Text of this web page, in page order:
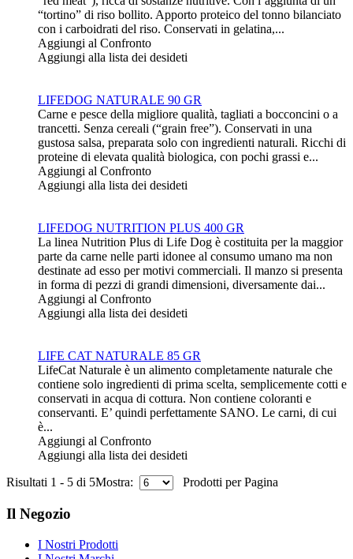
“tortino” di riso bollito. Apporto proteico del tonno bilanciato
con i carboidrati del riso. Conservati in gelatina,...
Aggiungi al Confronto
Aggiungi alla lista dei desideti
LIFEDOG NATURALE 90 GR
Carne e pesce della migliore qualità, tagliati a bocconcini o a
trancetti. Senza cereali (“grain free”). Conservati in una
gustosa salsa, preparata solo con ingredienti naturali. Ricchi di
proteine di elevata qualità biologica, con pochi grassi e...
Aggiungi al Confronto
Aggiungi alla lista dei desideti
LIFEDOG NUTRITION PLUS 400 GR
La linea Nutrition Plus di Life Dog è costituita per la maggior
parte da carne nelle parti idonee al consumo umano ma non
destinate ad esso per motivi commerciali. Il manzo si presenta
in forma di pezzi di grandi dimensioni, diversamente dai...
Aggiungi al Confronto
Aggiungi alla lista dei desideti
LIFE CAT NATURALE 85 GR
LifeCat Naturale è un alimento completamente naturale che
contiene solo ingredienti di prima scelta, semplicemente cotti e
conservati in acqua di cottura. Non contiene coloranti e
conservanti. E’ quindi perfettamente SANO. Le carni, di cui
è...
Aggiungi al Confronto
Aggiungi alla lista dei desideti
Risultati 1 - 5 di 5Mostra: Prodotti per Pagina
Il Negozio
I Nostri Prodotti